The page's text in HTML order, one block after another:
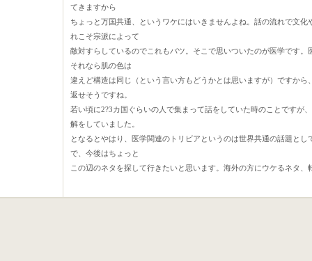
てきますから
ちょっと万国共通、というワケにはいきませんよね。話の流れで文
れこそ宗派によって
敵対すらしているのでこれもバツ。そこで思いついたのが医学です
それなら肌の色は
違えど構造は同じ（という言い方もどうかとは思いますが）ですか
返せそうですね。
若い頃に2?3カ国ぐらいの人で集まって話をしていた時のことですが
解をしていました。
となるとやはり、医学関連のトリビアというのは世界共通の話題と
で、今後はちょっと
この辺のネタを探して行きたいと思います。海外の方にウケるネタ、